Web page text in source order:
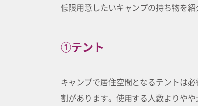
低限用意したいキャンプの持ち物を紹
①テント
キャンプで居住空間となるテントは
割があります。使用する人数よりや